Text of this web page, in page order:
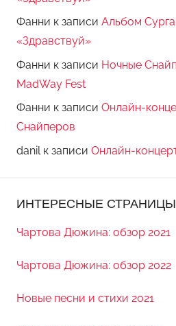
Фанни к записи Альбом
«Здравствуй»
Фанни к записи Ночные
MadWay Fest
Фанни к записи Онлайн-
Снайперов
danil к записи Онлайн-
ИНТЕРЕСНЫЕ СТРАНИЦЫ
Чартова Дюжина: обзор 2021
Чартова Дюжина: обзор 2022
Новые песни и стихи 2021